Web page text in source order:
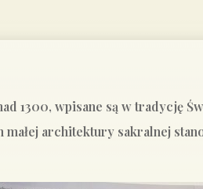
1300, wpisane są w tradycję
małej architektury sakralnej